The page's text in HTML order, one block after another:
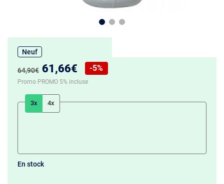
Neuf
Ancien prix :
64,90€ Nouveau prix :
61,66€
Réduction de :
-5%
Promo PROMO 5% incluse
3x 4x
En stock